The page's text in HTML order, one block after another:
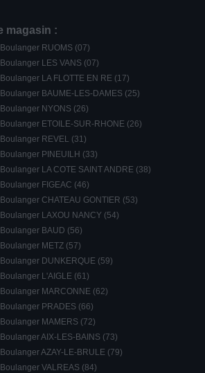
magasin :
RUOMS (07)
LES VANS (07)
LA FLOTTE EN RE (17)
BAUME-LES-DAMES (25)
NYONS (26)
ETOILE-SUR-RHONE (26)
REVEL (31)
PINEUILH (33)
LA COTE SAINT ANDRE (38)
FIGEAC (46)
CHATEAU GONTIER (53)
LAXOU NANCY (54)
BAUD (56)
METZ (57)
DUNKERQUE (59)
L'AIGLE (61)
MARCONNE (62)
PRADES (66)
MAMERS (72)
AIX-LES-BAINS (73)
AZAY-LE-BRULE (79)
VALREAS (84)